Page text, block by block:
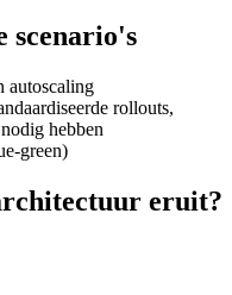
scenario's
autoscaling
rollouts,
hebben
green)
eruit?